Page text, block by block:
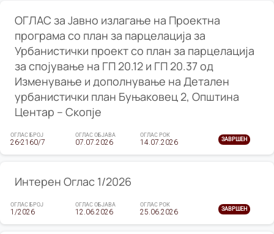
ОГЛАС за Јавно излагање на Проектна
програма со план за парцелација за
Урбанистички проект со план за парцелација
за спојување на ГП 20.12 и ГП 20.37 од
Изменување и дополнување на Детален
урбанистички план Буњаковец 2, Општина
Центар – Скопје
ОГЛАС БРОЈ
26-2160/7
ОГЛАС ОБЈАВА
07.07.2026
ОГЛАС РОК
14.07.2026 ЗАВРШЕН
Интерен Оглас 1/2026
ОГЛАС БРОЈ
1/2026
ОГЛАС ОБЈАВА
12.06.2026
ОГЛАС РОК
25.06.2026 ЗАВРШЕН